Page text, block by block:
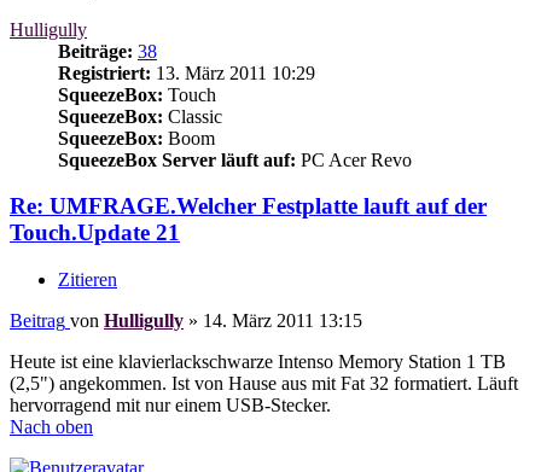
Hulligully
Beiträge: 38
Registriert: 13. März 2011 10:29
SqueezeBox: Touch
SqueezeBox: Classic
SqueezeBox: Boom
SqueezeBox Server läuft auf: PC Acer Revo
Re: UMFRAGE.Welcher Festplatte lauft auf der
Touch.Update 21
Zitieren
Beitrag von Hulligully » 14. März 2011 13:15
Heute ist eine klavierlackschwarze Intenso Memory Station 1 TB
(2,5") angekommen. Ist von Hause aus mit Fat 32 formatiert. Läuft
hervorragend mit nur einem USB-Stecker.
Nach oben